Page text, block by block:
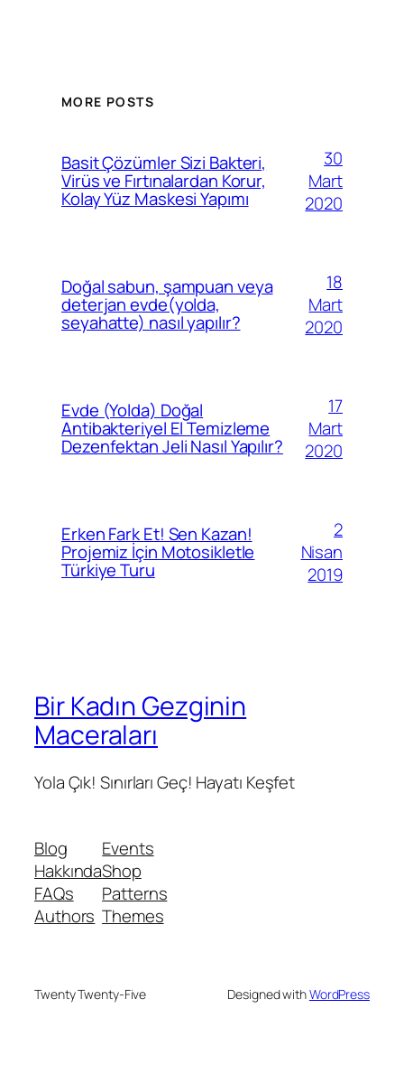
MORE POSTS
Basit Çözümler Sizi Bakteri,
Virüs ve Fırtınalardan Korur,
Kolay Yüz Maskesi Yapımı
30
Mart
2020
Doğal sabun, şampuan veya
deterjan evde(yolda,
seyahatte) nasıl yapılır?
18
Mart
2020
Evde (Yolda) Doğal
Antibakteriyel El Temizleme
Dezenfektan Jeli Nasıl Yapılır?
17
Mart
2020
Erken Fark Et! Sen Kazan!
Projemiz İçin Motosikletle
Türkiye Turu
2
Nisan
2019
Bir Kadın Gezginin
Maceraları
Yola Çık! Sınırları Geç! Hayatı Keşfet
Blog
Hakkında
FAQs
Authors
Events
Shop
Patterns
Themes
Twenty Twenty-Five Designed withWordPress